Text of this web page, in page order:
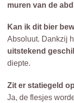
muren van de
Kan ik dit bier
Absoluut. Dankzij
uitstekend
diepte.
Zit er statiegeld
Ja, de flesjes